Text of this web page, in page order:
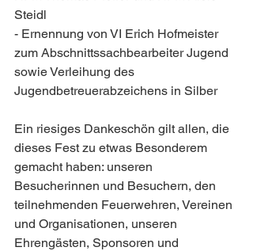
Steidl
- Ernennung von VI Erich Hofmeister
zum Abschnittssachbearbeiter Jugend
sowie Verleihung des
Jugendbetreuerabzeichens in Silber
Ein riesiges Dankeschön gilt allen, die
dieses Fest zu etwas Besonderem
gemacht haben: unseren
Besucherinnen und Besuchern, den
teilnehmenden Feuerwehren, Vereinen
und Organisationen, unseren
Ehrengästen, Sponsoren und